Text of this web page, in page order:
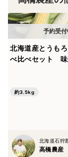
北海道産とうも
べ比べセット 味
約3.5kg
北海道石狩
高橋農産